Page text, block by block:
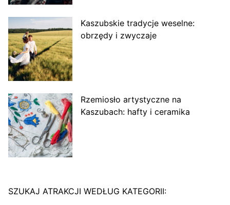
Kaszubskie tradycje weselne:
obrzędy i zwyczaje
Rzemiosło artystyczne na
Kaszubach: hafty i ceramika
SZUKAJ ATRAKCJI WEDŁUG KATEGORII: